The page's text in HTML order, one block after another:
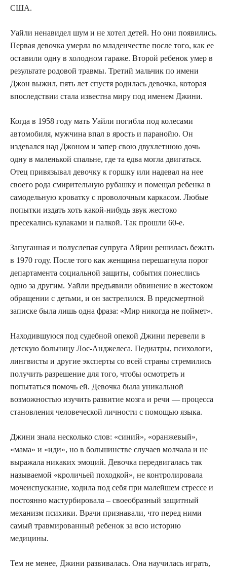
США.
Уайли ненавидел шум и не хотел детей. Но они появились.
Первая девочка умерла во младенчестве после того, как ее
оставили одну в холодном гараже. Второй ребенок умер в
результате родовой травмы. Третий мальчик по имени
Джон выжил, пять лет спустя родилась девочка, которая
впоследствии стала известна миру под именем Джини.
Когда в 1958 году мать Уайли погибла под колесами
автомобиля, мужчина впал в ярость и паранойю. Он
издевался над Джоном и запер свою двухлетнюю дочь
одну в маленькой спальне, где та едва могла двигаться.
Отец привязывал девочку к горшку или надевал на нее
своего рода смирительную рубашку и помещал ребенка в
самодельную кроватку с проволочным каркасом. Любые
попытки издать хоть какой-нибудь звук жестоко
пресекались кулаками и палкой. Так прошли 60-е.
Запуганная и полуслепая супруга Айрин решилась бежать
в 1970 году. После того как женщина перешагнула порог
департамента социальной защиты, события понеслись
одно за другим. Уайли предъявили обвинение в жестоком
обращении с детьми, и он застрелился. В предсмертной
записке была лишь одна фраза: «Мир никогда не поймет».
Находившуюся под судебной опекой Джини перевели в
детскую больницу Лос-Анджелеса. Педиатры, психологи,
лингвисты и другие эксперты со всей страны стремились
получить разрешение для того, чтобы осмотреть и
попытаться помочь ей. Девочка была уникальной
возможностью изучить развитие мозга и речи — процесса
становления человеческой личности с помощью языка.
Джини знала несколько слов: «синий», «оранжевый»,
«мама» и «иди», но в большинстве случаев молчала и не
выражала никаких эмоций. Девочка передвигалась так
называемой «кроличьей походкой», не контролировала
мочеиспускание, ходила под себя при малейшем стрессе и
постоянно мастурбировала – своеобразный защитный
механизм психики. Врачи признавали, что перед ними
самый травмированный ребенок за всю историю
медицины.
Тем не менее, Джини развивалась. Она научилась играть,